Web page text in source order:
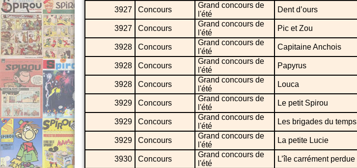
3927 Concours
Grand concours de
l'été
Dent d’ours
3927 Concours
Grand concours de
l'été
Pic et Zou
3928 Concours
Grand concours de
l'été
Capitaine Anchois
3928 Concours
Grand concours de
l'été
Papyrus
3928 Concours
Grand concours de
l'été
Louca
3929 Concours
Grand concours de
l'été
Le petit Spirou
3929 Concours
Grand concours de
l'été
Les brigades du temps
3929 Concours
Grand concours de
l'été
La petite Lucie
3930 Concours
Grand concours de
l'été
L’île carrément perdue